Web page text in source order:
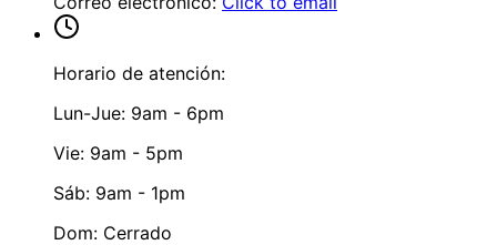
Horario de atención:
Lun-Jue: 9am - 6pm
Vie: 9am - 5pm
Sáb: 9am - 1pm
Dom: Cerrado